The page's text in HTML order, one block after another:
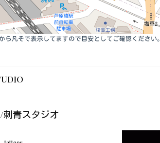
ら凡そで表示してますので目安としてご確認ください。
青スタジオ